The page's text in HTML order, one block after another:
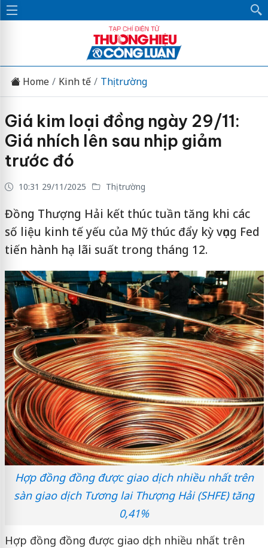
Home Kinh tế Thị trường
Giá kim loại đồng ngày 29/11:
Giá nhích lên sau nhịp giảm
trước đó
10:31 29/11/2025 Thị trường
Đồng Thượng Hải kết thúc tuần tăng khi các
số liệu kinh tế yếu của Mỹ thúc đẩy kỳ vọng Fed
tiến hành hạ lãi suất trong tháng 12.
Hợp đồng đồng được giao dịch nhiều nhất trên
sàn giao dịch Tương lai Thượng Hải (SHFE) tăng
0,41%
Hợp đồng đồng được giao dịch nhiều nhất trên